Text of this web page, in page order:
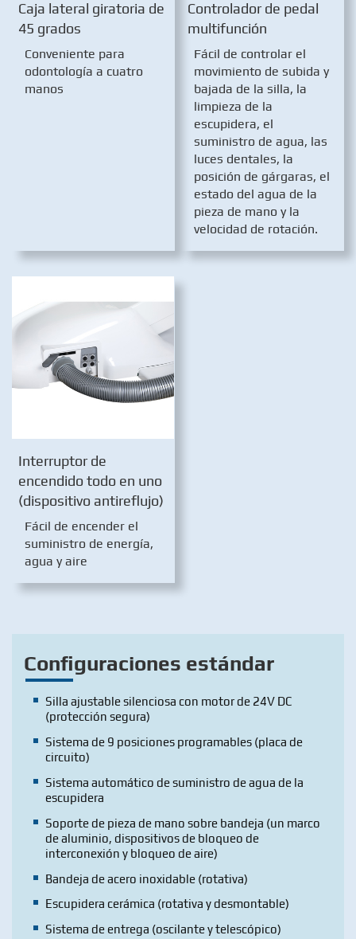
Caja lateral giratoria de
45 grados
Conveniente para
odontología a cuatro
manos
Controlador de pedal
multifunción
Fácil de controlar el
movimiento de subida y
bajada de la silla, la
limpieza de la
escupidera, el
suministro de agua, las
luces dentales, la
posición de gárgaras, el
estado del agua de la
pieza de mano y la
velocidad de rotación.
Interruptor de
encendido todo en uno
(dispositivo antireflujo)
Fácil de encender el
suministro de energía,
agua y aire
Configuraciones estándar
Silla ajustable silenciosa con motor de 24V DC
(protección segura)
Sistema de 9 posiciones programables (placa de
circuito)
Sistema automático de suministro de agua de la
escupidera
Soporte de pieza de mano sobre bandeja (un marco
de aluminio, dispositivos de bloqueo de
interconexión y bloqueo de aire)
Bandeja de acero inoxidable (rotativa)
Escupidera cerámica (rotativa y desmontable)
Sistema de entrega (oscilante y telescópico)